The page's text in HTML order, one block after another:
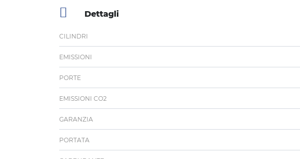
Dettagli
CILINDRI
EMISSIONI
PORTE
EMISSIONI CO2
GARANZIA
PORTATA